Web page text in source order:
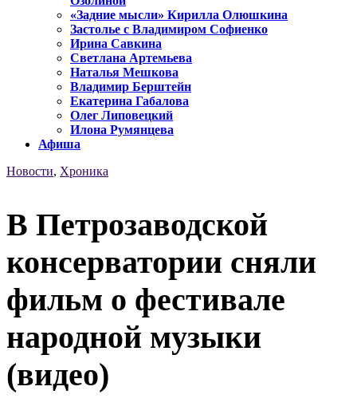
«Задние мысли» Кирилла Олюшкина
Застолье с Владимиром Софиенко
Ирина Савкина
Светлана Артемьева
Наталья Мешкова
Владимир Берштейн
Екатерина Габалова
Олег Липовецкий
Илона Румянцева
Афиша
Новости, Хроника
В Петрозаводской
консерватории сняли
фильм о фестивале
народной музыки
(видео)